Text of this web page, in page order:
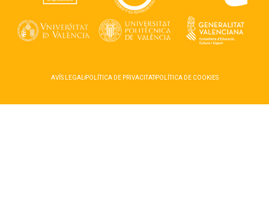
AVÍS LEGAL POLÍTICA DE PRIVACITATPOLÍTICA DE COOKIES